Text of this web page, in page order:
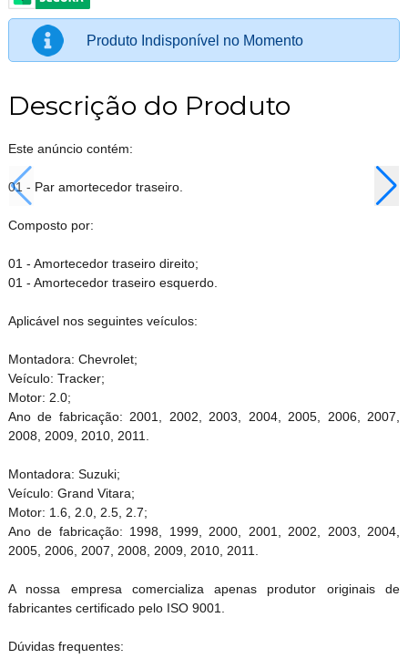
Produto Indisponível no Momento
Descrição do Produto
Este anúncio contém:
01 - Par amortecedor traseiro.
Composto por:
01 - Amortecedor traseiro direito;
01 - Amortecedor traseiro esquerdo.
Aplicável nos seguintes veículos:
Montadora: Chevrolet;
Veículo: Tracker;
Motor: 2.0;
Ano de fabricação: 2001, 2002, 2003, 2004, 2005, 2006, 2007,
2008, 2009, 2010, 2011.
Montadora: Suzuki;
Veículo: Grand Vitara;
Motor: 1.6, 2.0, 2.5, 2.7;
Ano de fabricação: 1998, 1999, 2000, 2001, 2002, 2003, 2004,
2005, 2006, 2007, 2008, 2009, 2010, 2011.
A nossa empresa comercializa apenas produtor originais de
fabricantes certificado pelo ISO 9001.
Dúvidas frequentes: